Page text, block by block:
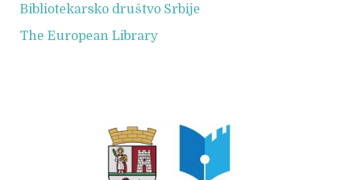
Bibliotekarsko društvo Srbije
The European Library